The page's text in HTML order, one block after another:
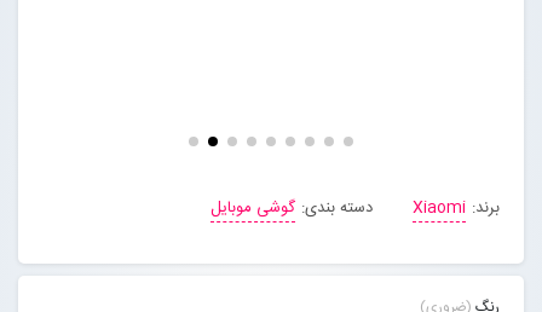
درباره ما
برند: Xiaomi دسته بندی: گوشی موبایل
رنگ (ضروری)